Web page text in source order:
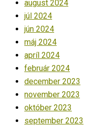
august 2024
júl 2024
jún 2024
máj 2024
apríl 2024
február 2024
december 2023
november 2023
október 2023
september 2023